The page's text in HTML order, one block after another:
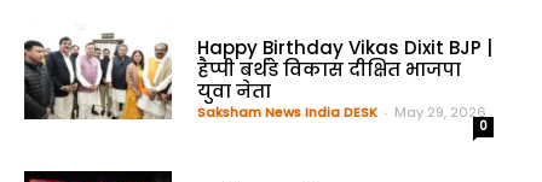
Happy Birthday Vikas Dixit BJP |
हैप्पी बर्थडे विकास दीक्षित भाजपा
युवा नेता
Saksham News India DESK - May 29, 2026
0